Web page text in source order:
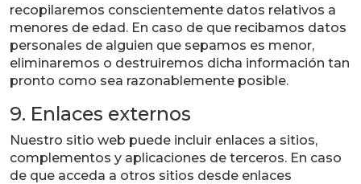
recopilaremos conscientemente datos relativos a
menores de edad. En caso de que recibamos datos
personales de alguien que sepamos es menor,
eliminaremos o destruiremos dicha información tan
pronto como sea razonablemente posible.
9. Enlaces externos
Nuestro sitio web puede incluir enlaces a sitios,
complementos y aplicaciones de terceros. En caso
de que acceda a otros sitios desde enlaces